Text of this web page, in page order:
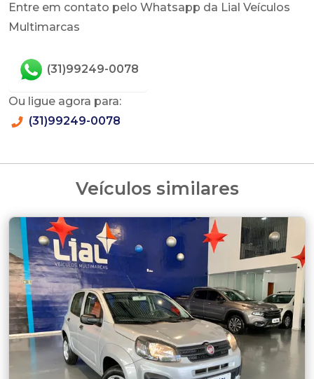
Entre em contato pelo Whatsapp da Lial Veículos
Multimarcas
(31)99249-0078
Ou ligue agora para:
(31)99249-0078
Veículos similares